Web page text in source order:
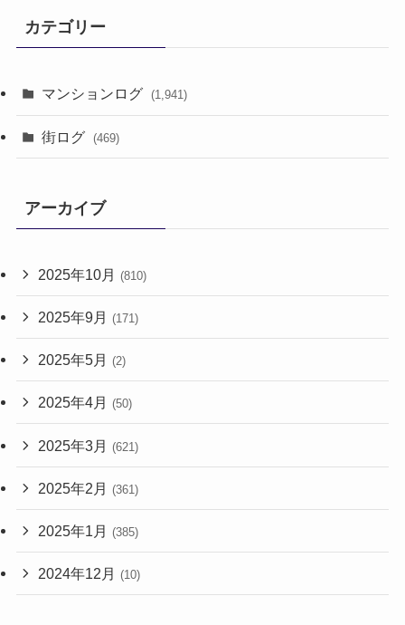
カテゴリー
マンションログ (1,941)
街ログ (469)
アーカイブ
2025年10月 (810)
2025年9月 (171)
2025年5月 (2)
2025年4月 (50)
2025年3月 (621)
2025年2月 (361)
2025年1月 (385)
2024年12月 (10)